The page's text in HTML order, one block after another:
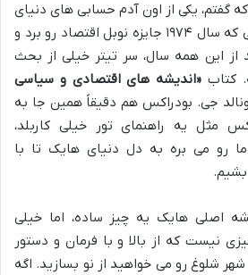
گفتم، یکی از اون آدم حسابی های دنیای
فکر و اندیشه هست. کسی که سال ۱۹۷۴ جایزه نوبل اقتصاد رو برد و
این همه سال، سر تیتر خیلی از بحث
کتاب «اندیشه های اقتصادی و سیاسی
جی. بودراکس هم دقیقاً همین جا به
مثل یه راهنمای تور خیلی کاربلد،
رو می بره به دل دنیای هایک تا با
اصلی هایک یه چیز ساده، اما خیلی
نیست که از بالا و با فرمان و دستور
شلوغ رو می خواهید از نو بسازید. اگه